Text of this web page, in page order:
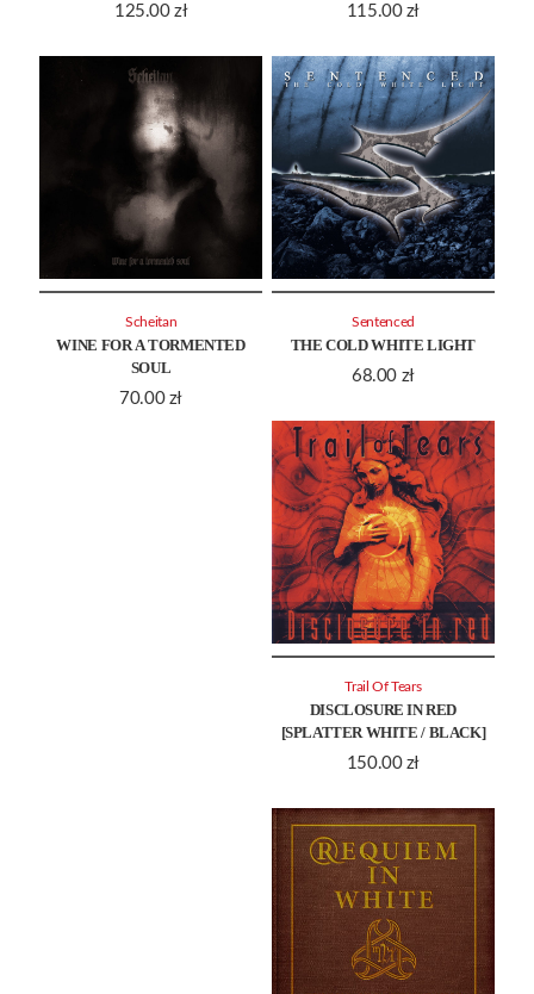
125.00 zł
115.00 zł
WINE FOR A TORMENTED
SOUL
70.00 zł
Scheitan
THE COLD WHITE LIGHT
68.00 zł
Sentenced
DISCLOSURE IN RED
[SPLATTER WHITE / BLACK]
150.00 zł
Trail Of Tears